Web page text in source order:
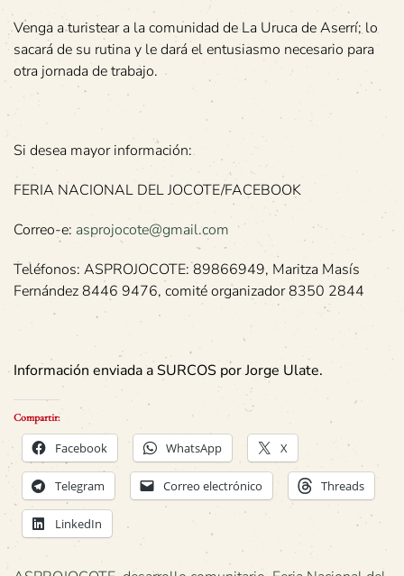
Venga a turistear a la comunidad de La Uruca de Aserrí; lo
sacará de su rutina y le dará el entusiasmo necesario para
otra jornada de trabajo.
Si desea mayor información:
FERIA NACIONAL DEL JOCOTE/FACEBOOK
Correo-e: asprojocote@gmail.com
Teléfonos: ASPROJOCOTE: 89866949, Maritza Masís
Fernández 8446 9476, comité organizador 8350 2844
Información enviada a SURCOS por Jorge Ulate.
Compartir:
Facebook WhatsApp X
Telegram Correo electrónico Threads
LinkedIn